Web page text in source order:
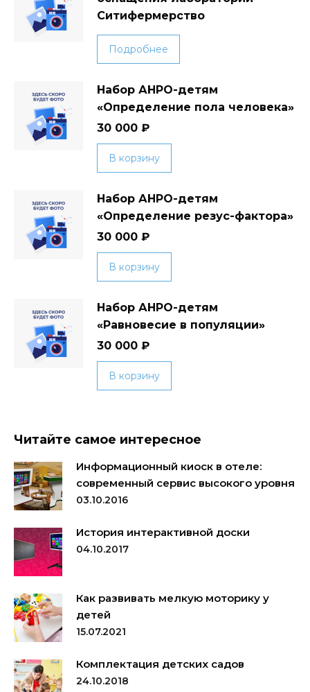
Ситифермерство
Подробнее
Набор АНРО-детям
«Определение пола человека»
30 000 ₽
В корзину
Набор АНРО-детям
«Определение резус-фактора»
30 000 ₽
В корзину
Набор АНРО-детям
«Равновесие в популяции»
30 000 ₽
В корзину
Читайте самое интересное
Информационный киоск в отеле:
современный сервис высокого уровня
03.10.2016
История интерактивной доски
04.10.2017
Как развивать мелкую моторику у
детей
15.07.2021
Комплектация детских садов
24.10.2018